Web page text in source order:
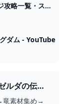
【ティアキン】メインチャレンジ攻略一覧・ストーリー攻略【ゼルダの伝説ティアーズオブザキングダム】 - SAMURAI GAMERS
ダム - YouTube
ルダの伝説
ブザキン
竜素材集め→